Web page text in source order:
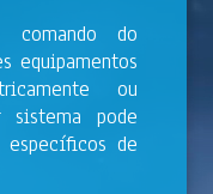
do
equipamentos
ou
sistema pode
específicos de